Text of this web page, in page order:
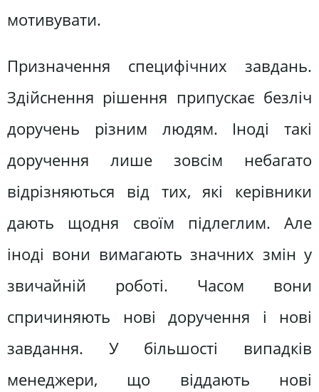
мотивувати.
Призначення специфічних завдань.
Здійснення рішення припускає безліч
доручень різним людям. Іноді такі
доручення лише зовсім небагато
відрізняються від тих, які керівники
дають щодня своїм підлеглим. Але
іноді вони вимагають значних змін у
звичайній роботі. Часом вони
спричиняють нові доручення і нові
завдання. У більшості випадків
менеджери, що віддають нові